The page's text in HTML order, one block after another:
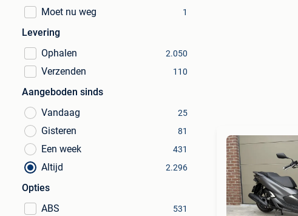
Moet nu weg
1
Levering
Ophalen
2.050
Verzenden 110
Aangeboden sinds
Vandaag
25
Gisteren 81
Een week 431
Altijd 2.296
Opties
ABS
531